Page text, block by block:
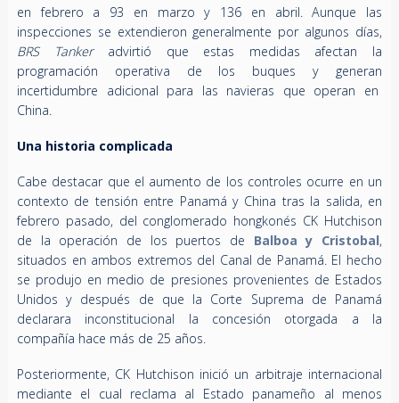
en febrero a 93 en marzo y 136 en abril. Aunque las
inspecciones se extendieron generalmente por algunos días,
BRS Tankeradvirtió que estas medidas afectan la
programación operativa de los buques y generan
incertidumbre adicional para las navieras que operan en
China.
Una historia complicada
Cabe destacar que el aumento de los controles ocurre en un
contexto de tensión entre Panamá y China tras la salida, en
febrero pasado, del conglomerado hongkonés CK Hutchison
de la operación de los puertos de Balboa y Cristobal,
situados en ambos extremos del Canal de Panamá. El hecho
se produjo en medio de presiones provenientes de Estados
Unidos y después de que la Corte Suprema de Panamá
declarara inconstitucional la concesión otorgada a la
compañía hace más de 25 años.
Posteriormente, CK Hutchison inició un arbitraje internacional
mediante el cual reclama al Estado panameño al menos